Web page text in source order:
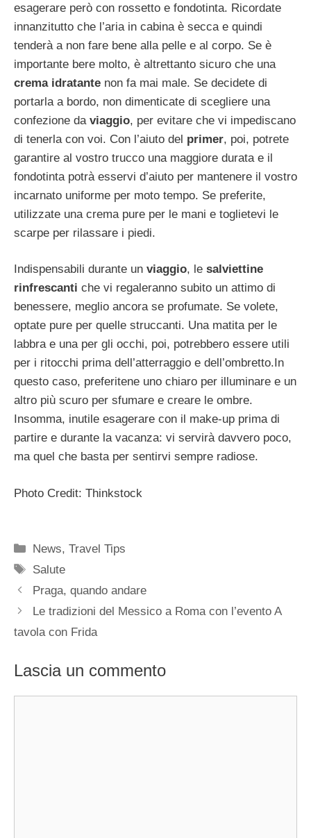
esagerare però con rossetto e fondotinta. Ricordate
innanzitutto che l’aria in cabina è secca e quindi
tenderà a non fare bene alla pelle e al corpo. Se è
importante bere molto, è altrettanto sicuro che una
crema idratante non fa mai male. Se decidete di
portarla a bordo, non dimenticate di scegliere una
confezione da viaggio, per evitare che vi impediscano
di tenerla con voi. Con l’aiuto del primer, poi, potrete
garantire al vostro trucco una maggiore durata e il
fondotinta potrà esservi d’aiuto per mantenere il vostro
incarnato uniforme per moto tempo. Se preferite,
utilizzate una crema pure per le mani e toglietevi le
scarpe per rilassare i piedi.
Indispensabili durante un viaggio, le salviettine
rinfrescanti che vi regaleranno subito un attimo di
benessere, meglio ancora se profumate. Se volete,
optate pure per quelle struccanti. Una matita per le
labbra e una per gli occhi, poi, potrebbero essere utili
per i ritocchi prima dell’atterraggio e dell’ombretto.In
questo caso, preferitene uno chiaro per illuminare e un
altro più scuro per sfumare e creare le ombre.
Insomma, inutile esagerare con il make-up prima di
partire e durante la vacanza: vi servirà davvero poco,
ma quel che basta per sentirvi sempre radiose.
Photo Credit: Thinkstock
Categorie
News,Travel Tips
Tag
Salute
Praga, quando andare
Le tradizioni del Messico a Roma con l’evento A
tavola con Frida
Lascia un commento